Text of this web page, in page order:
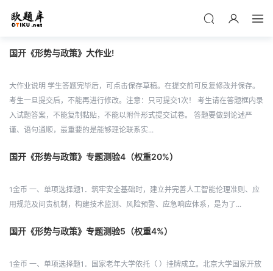
国开《形势与政策》大作业!
大作业说明 学生答题完毕后，可点击保存草稿。在提交前可反复修改并保存。
考生一旦提交后，不能再进行修改。注意：只可提交1次！ 考生请在答题框内录
入试题答案，不能复制黏贴，不能以附件形式提交试卷。 答题要做到论述严
谨、语句通顺，最重要的是能够理论联系实...
国开《形势与政策》专题测验4（权重20%）
1金币 一、单项选择题1．筑牢安全基础时，建立并完善人工智能伦理准则、应
用规范及问责机制，构建技术监测、风险预警、应急响应体系，是为了...
国开《形势与政策》专题测验5（权重4%）
1金币 一、单项选择题1．国家老年大学依托（ ）挂牌成立。北京大学国家开放